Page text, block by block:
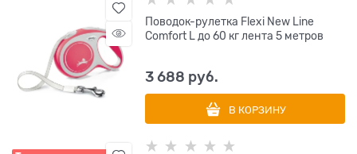
Поводок-рулетка Flexi New Line
Comfort L до 60 кг лента 5 метров
3 688 руб.
В КОРЗИНУ